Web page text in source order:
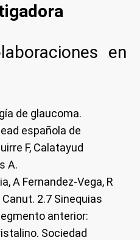
en
de glaucoma.
española de
F, Calatayud
A.
A Fernandez-Vega, R
2.7 Sinequias
anterior:
Sociedad